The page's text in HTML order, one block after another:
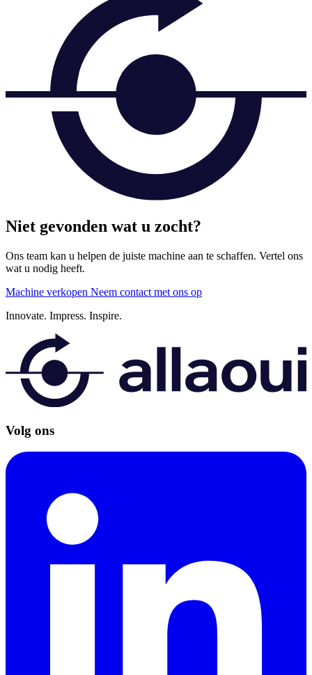
Niet gevonden wat u zocht?
Ons team kan u helpen de juiste machine aan te schaffen. Vertel ons
wat u nodig heeft.
Machine verkopen Neem contact met ons op
Innovate. Impress. Inspire.
Volg ons